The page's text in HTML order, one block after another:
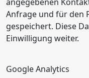
Anfrage und für den
gespeichert. Diese
Einwilligung weiter.
Google Analytics